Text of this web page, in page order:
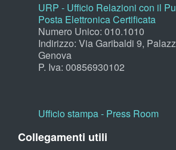
URP - Ufficio Relazioni con il
Posta Elettronica Certificata
Numero Unico: 010.1010
Indirizzo: Via Garibaldi 9,
Genova
P. Iva: 00856930102
Ufficio stampa - Press Room
Collegamenti utili